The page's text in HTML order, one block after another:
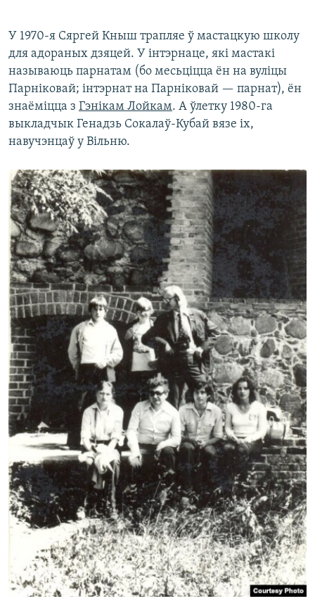
У 1970-я Сяргей Кныш трапляе ў мастацкую школу
для адораных дзяцей. У інтэрнаце, які мастакі
называюць парнатам (бо месьціцца ён на вуліцы
Парніковай; інтэрнат на Парніковай — парнат), ён
знаёміцца з Гэнікам Лойкам. А ўлетку 1980-га
выкладчык Генадзь Сокалаў-Кубай вязе іх,
навучэнцаў у Вільню.